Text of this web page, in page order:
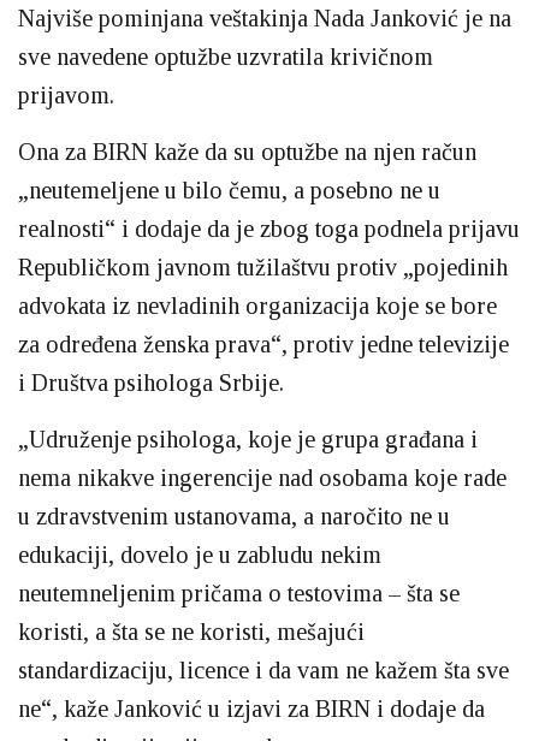
Najviše pominjana veštakinja Nada Janković je na
sve navedene optužbe uzvratila krivičnom
prijavom.
Ona za BIRN kaže da su optužbe na njen račun
„neutemeljene u bilo čemu, a posebno ne u
realnosti“ i dodaje da je zbog toga podnela prijavu
Republičkom javnom tužilaštvu protiv „pojedinih
advokata iz nevladinih organizacija koje se bore
za određena ženska prava“, protiv jedne televizije
i Društva psihologa Srbije.
„Udruženje psihologa, koje je grupa građana i
nema nikakve ingerencije nad osobama koje rade
u zdravstvenim ustanovama, a naročito ne u
edukaciji, dovelo je u zabludu nekim
neutemneljenim pričama o testovima – šta se
koristi, a šta se ne koristi, mešajući
standardizaciju, licence i da vam ne kažem šta sve
ne“, kaže Janković u izjavi za BIRN i dodaje da